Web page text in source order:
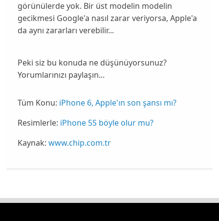
görünülerde yok. Bir üst modelin modelin
gecikmesi Google'a nasıl zarar veriyorsa, Apple'a
da aynı zararları verebilir...
Peki siz bu konuda ne düşünüyorsunuz?
Yorumlarınızı paylaşın...
Tüm Konu: iPhone 6, Apple'ın son şansı mı?
Resimlerle: iPhone 5S böyle olur mu?
Kaynak: www.chip.com.tr